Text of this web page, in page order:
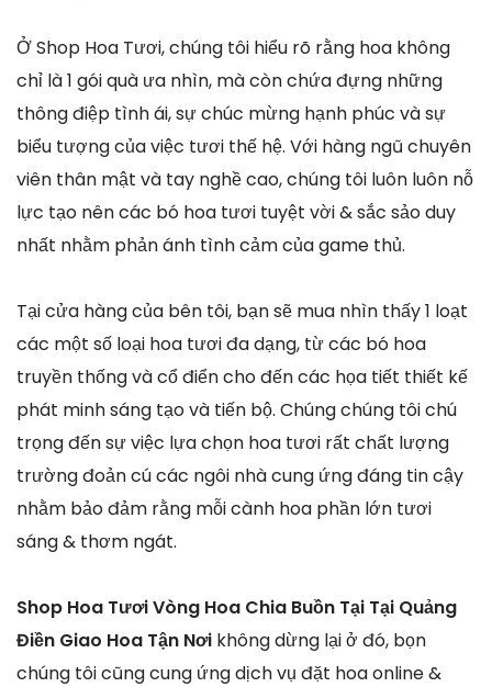
Ở Shop Hoa Tươi, chúng tôi hiểu rõ rằng hoa không
chỉ là 1 gói quà ưa nhìn, mà còn chứa đựng những
thông điệp tình ái, sự chúc mừng hạnh phúc và sự
biểu tượng của việc tươi thế hệ. Với hàng ngũ chuyên
viên thân mật và tay nghề cao, chúng tôi luôn luôn nỗ
lực tạo nên các bó hoa tươi tuyệt vời & sắc sảo duy
nhất nhằm phản ánh tình cảm của game thủ.
Tại cửa hàng của bên tôi, bạn sẽ mua nhìn thấy 1 loạt
các một số loại hoa tươi đa dạng, từ các bó hoa
truyền thống và cổ điển cho đến các họa tiết thiết kế
phát minh sáng tạo và tiến bộ. Chúng chúng tôi chú
trọng đến sự việc lựa chọn hoa tươi rất chất lượng
trường đoản cú các ngôi nhà cung ứng đáng tin cậy
nhằm bảo đảm rằng mỗi cành hoa phần lớn tươi
sáng & thơm ngát.
Shop Hoa Tươi Vòng Hoa Chia Buồn Tại Tại Quảng
Điền Giao Hoa Tận Nơi không dừng lại ở đó, bọn
chúng tôi cũng cung ứng dịch vụ đặt hoa online &